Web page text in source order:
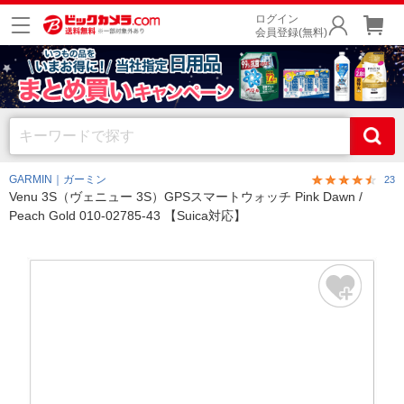
ログイン
会員登録(無料)
GARMIN｜ガーミン 23
Venu 3S（ヴェニュー 3S）GPSスマートウォッチ Pink Dawn /
Peach Gold 010-02785-43 【Suica対応】